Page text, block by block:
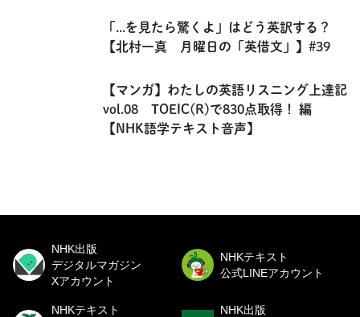
「...を見たら驚くよ」はどう英訳する？
【北村一真 月曜日の「英借文」】#39
【マンガ】わたしの英語リスニング上達記
vol.08 TOEIC(R)で830点取得！ 編
【NHK語学テキスト音声】
NHK出版
デジタルマガジン
Xアカウント
NHKテキスト
公式LINEアカウント
NHKテキスト
NHK出版